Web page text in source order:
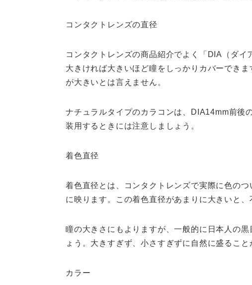
コンタクトレンズの直径
コンタクトレンズの商品紹介でよく「DIA（ダイ
大きければ大きいほど瞳をしっかりカバーでき
が大きいとは言えません。
ナチュラルタイプのカラコンは、DIA14mm前後
装用するときには注意しましょう。
着色直径
着色直径とは、コンタクトレンズで実際に色の
に映ります。この着色直径があまりに大きいと、
瞳の大きさにもよりますが、一般的に日本人の
ょう。大きすぎず、小さすぎずに自然に盛ること
カラー